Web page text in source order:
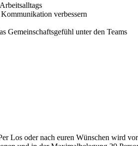
verbessern
Gemeinschaftsgefühl unter den Teams
Los oder nach euren Wünschen wird